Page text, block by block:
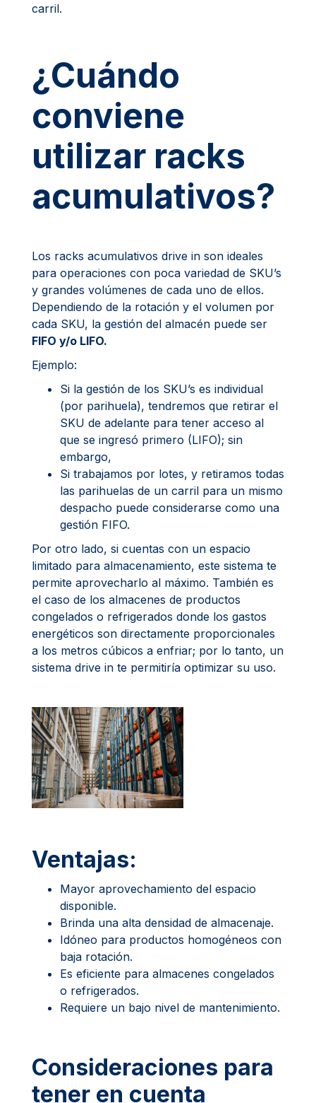
carril.
¿Cuándo
conviene
utilizar racks
acumulativos?
Los racks acumulativos drive in son ideales
para operaciones con poca variedad de SKU’s
y grandes volúmenes de cada uno de ellos.
Dependiendo de la rotación y el volumen por
cada SKU, la gestión del almacén puede ser
FIFO y/o LIFO.
Ejemplo:
Si la gestión de los SKU’s es individual
(por parihuela), tendremos que retirar el
SKU de adelante para tener acceso al
que se ingresó primero (LIFO); sin
embargo,
Si trabajamos por lotes, y retiramos todas
las parihuelas de un carril para un mismo
despacho puede considerarse como una
gestión FIFO.
Por otro lado, si cuentas con un espacio
limitado para almacenamiento, este sistema te
permite aprovecharlo al máximo. También es
el caso de los almacenes de productos
congelados o refrigerados donde los gastos
energéticos son directamente proporcionales
a los metros cúbicos a enfriar; por lo tanto, un
sistema drive in te permitiría optimizar su uso.
Ventajas:
Mayor aprovechamiento del espacio
disponible.
Brinda una alta densidad de almacenaje.
Idóneo para productos homogéneos con
baja rotación.
Es eficiente para almacenes congelados
o refrigerados.
Requiere un bajo nivel de mantenimiento.
Consideraciones para
tener en cuenta